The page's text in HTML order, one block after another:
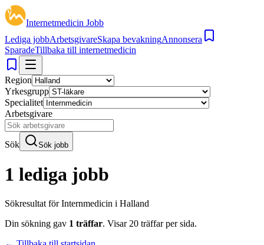
Internetmedicin Jobb
Lediga jobbArbetsgivareSkapa bevakningAnnonsera
SparadeTillbaka till internetmedicin
Region
Yrkesgrupp
Specialitet
Arbetsgivare
Sök Sök jobb
1 lediga jobb
Sökresultat förInternmedicin i Halland
Din sökning gav 1 träffar. Visar 20 träffar per sida.